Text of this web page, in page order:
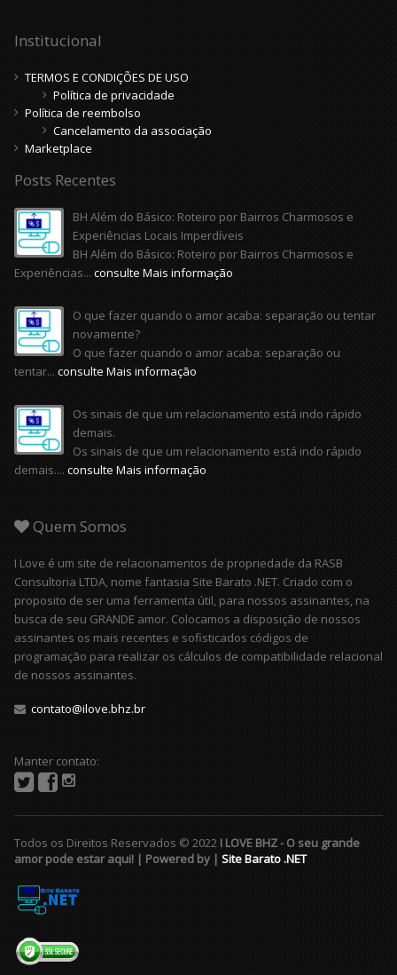
Institucional
TERMOS E CONDIÇÕES DE USO
Política de privacidade
Política de reembolso
Cancelamento da associação
Marketplace
Posts Recentes
BH Além do Básico: Roteiro por Bairros Charmosos e
Experiências Locais Imperdíveis
BH Além do Básico: Roteiro por Bairros Charmosos e
Experiências... consulte Mais informação
O que fazer quando o amor acaba: separação ou tentar
novamente?
O que fazer quando o amor acaba: separação ou
tentar... consulte Mais informação
Os sinais de que um relacionamento está indo rápido
demais.
Os sinais de que um relacionamento está indo rápido
demais.... consulte Mais informação
Quem Somos
I Love é um site de relacionamentos de propriedade da RASB
Consultoria LTDA, nome fantasia Site Barato .NET. Criado com o
proposito de ser uma ferramenta útil, para nossos assinantes, na
busca de seu GRANDE amor. Colocamos a disposição de nossos
assinantes os mais recentes e sofisticados códigos de
programação para realizar os cálculos de compatibilidade relacional
de nossos assinantes.
contato@ilove.bhz.br
Manter contato:
Todos os Direitos Reservados © 2022 I LOVE BHZ - O seu grande
amor pode estar aqui! | Powered by | Site Barato .NET